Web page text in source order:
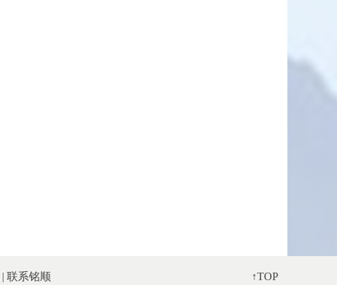
↑TOP
| 联系铭顺